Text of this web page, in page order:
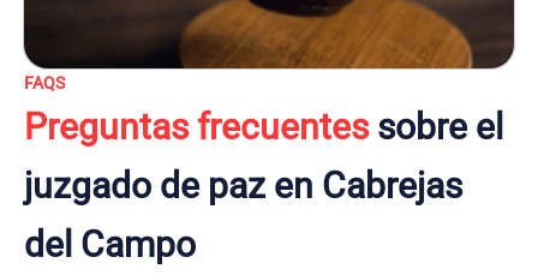
FAQS
Preguntas frecuentessobre el
juzgado de paz en Cabrejas
del Campo